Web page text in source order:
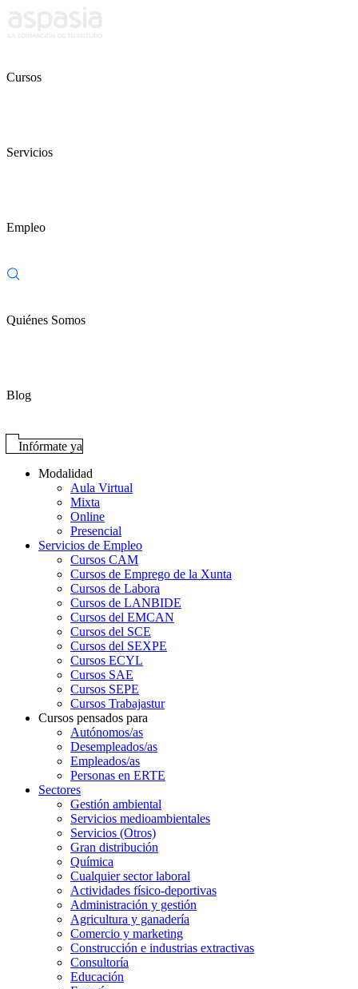
Cursos
Servicios
Empleo
Quiénes Somos
Blog
Infórmate ya
Modalidad
Aula Virtual
Mixta
Online
Presencial
Servicios de Empleo
Cursos CAM
Cursos de Emprego de la Xunta
Cursos de Labora
Cursos de LANBIDE
Cursos del EMCAN
Cursos del SCE
Cursos del SEXPE
Cursos ECYL
Cursos SAE
Cursos SEPE
Cursos Trabajastur
Cursos pensados para
Autónomos/as
Desempleados/as
Empleados/as
Personas en ERTE
Sectores
Gestión ambiental
Servicios medioambientales
Servicios (Otros)
Gran distribución
Química
Cualquier sector laboral
Actividades físico-deportivas
Administración y gestión
Agricultura y ganadería
Comercio y marketing
Construcción e industrias extractivas
Consultoría
Educación